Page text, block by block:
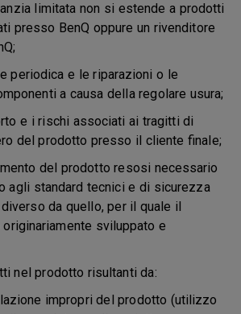
limitata non si estende a prodotti
presso BenQ oppure un rivenditore
periodica e le riparazioni o le
a causa della regolare usura;
e i rischi associati ai tragitti di
del prodotto presso il cliente finale;
del prodotto resosi necessario
agli standard tecnici e di sicurezza
da quello, per il quale il
sviluppato e
nel prodotto risultanti da:
impropri del prodotto (utilizzo